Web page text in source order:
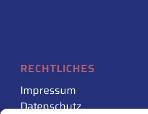
RECHTLICHES
Impressum
Datenschutz